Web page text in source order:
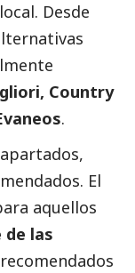
Desde
Country
.
El
aquellos
de las